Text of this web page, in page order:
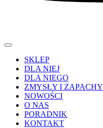
SKLEP
DLA NIEJ
DLA NIEGO
ZMYSŁY I ZAPACHY
NOWOŚCI
O NAS
PORADNIK
KONTAKT